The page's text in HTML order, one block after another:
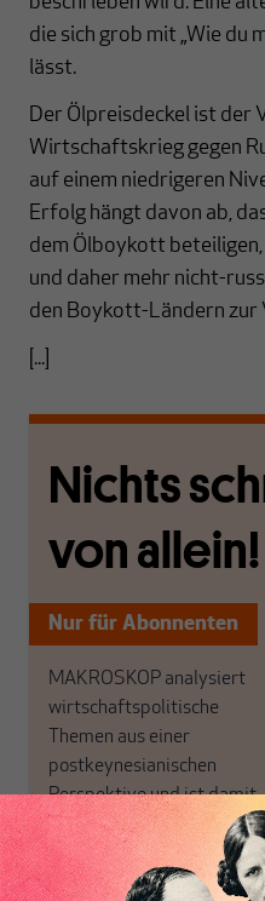
die sich grob mit „Wie du
lässt.
Der Ölpreisdeckel ist der
Wirtschaftskrieg gegen
auf einem niedrigeren
Erfolg hängt davon ab,
dem Ölboykott
und daher mehr nicht-
den Boykott-Ländern zur
[...]
Nichts
von allein!
Nur für Abonnenten
MAKROSKOP analysiert
wirtschaftspolitische
Themen aus einer
postkeynesianischen
Perspektive und ist damit
in Deutschland einzigartig.
MAKROSKOP steht für
das große Ganze. Wir